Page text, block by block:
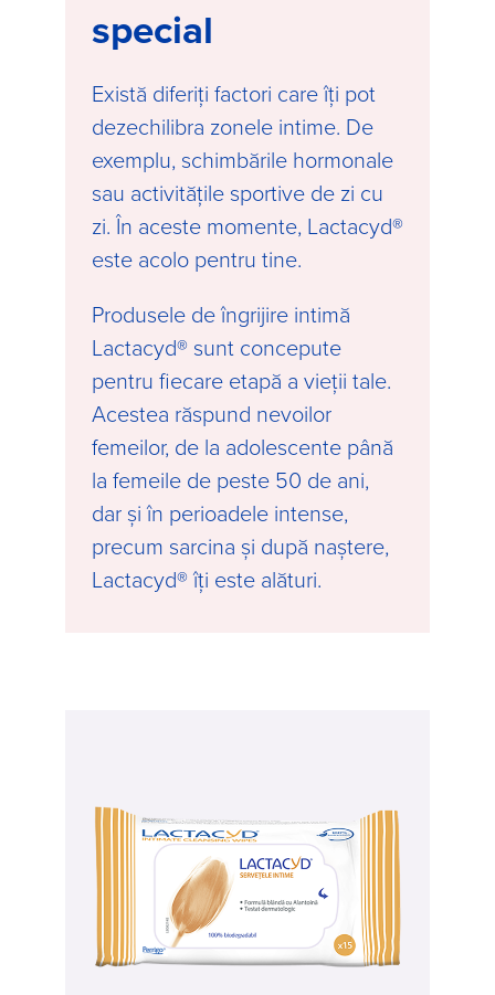
special
Există diferiți factori care îți pot
dezechilibra zonele intime. De
exemplu, schimbările hormonale
sau activitățile sportive de zi cu
zi. În aceste momente, Lactacyd®
este acolo pentru tine.
Produsele de îngrijire intimă
Lactacyd® sunt concepute
pentru fiecare etapă a vieții tale.
Acestea răspund nevoilor
femeilor, de la adolescente până
la femeile de peste 50 de ani,
dar și în perioadele intense,
precum sarcina și după naștere,
Lactacyd® îți este alături.